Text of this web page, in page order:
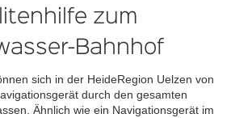
zum
Bahnhof
sich in der HeideRegion Uelzen von
durch den gesamten
Ähnlich wie ein Navigationsgerät im